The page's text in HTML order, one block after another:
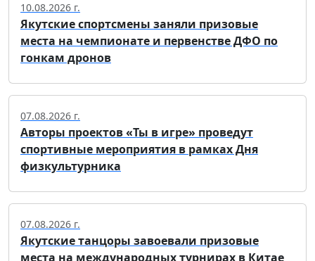
10.08.2026 г.
Якутские спортсмены заняли призовые
места на чемпионате и первенстве ДФО по
гонкам дронов
07.08.2026 г.
Авторы проектов «Ты в игре» проведут
спортивные мероприятия в рамках Дня
физкультурника
07.08.2026 г.
Якутские танцоры завоевали призовые
места на международных турнирах в Китае